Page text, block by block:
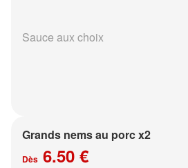
Sauce aux choix
Grands nems au porc x2
Dès 6.50 €